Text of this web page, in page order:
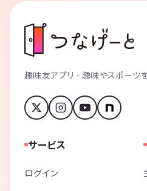
趣味友アプリ - 趣味やスポーツを
サービス
ログイン